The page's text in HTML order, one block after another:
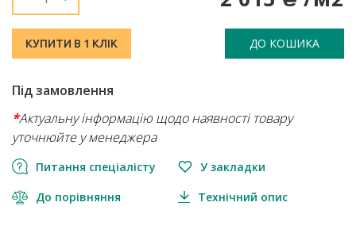
КУПИТИ В 1 КЛІК ДО КОШИКА
Під замовлення
*Актуальну інформацію щодо наявності товару
уточнюйте у менеджера
Питання спеціалісту У закладки
До порівняння Технічний опис